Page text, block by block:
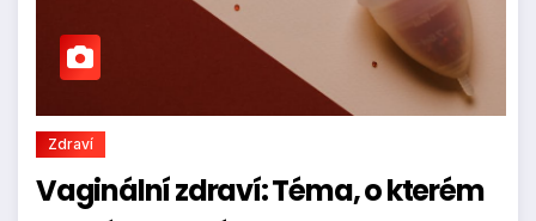
Zdraví
Vaginální zdraví: Téma, o kterém